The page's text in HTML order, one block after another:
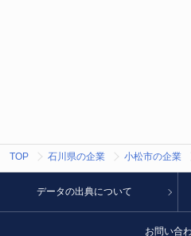
TOP 石川県の企業 小松市の企業
データの出典について
お問い合